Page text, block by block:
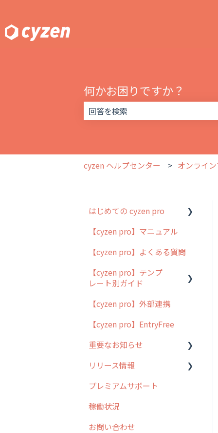
何かお困りですか？
cyzen ヘルプセンター オンライ
はじめての cyzen pro
cyzen pro とは？
簡易マニュアル
cyzen proの位置情報取得
について
用語集
よくある質問
【cyzen pro】マニュアル
【cyzen pro】よくある質問
【cyzen pro】テンプ
レート別ガイド
ポスティング
ラウンダー
メンテナンス
外廻り営業
清掃
不動産
【cyzen pro】外部連携
【cyzen pro】EntryFree
重要なお知らせ
過去の重要なお知らせ
障害情報
リリース情報
リリース
2026年のリリース情報
2025年のリリース情報
プレミアムサポート
稼働状況
お問い合わせ